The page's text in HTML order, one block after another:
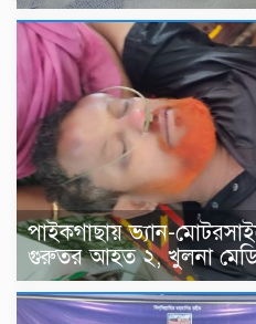
‎পাইকগাছায় ভ্যান-
গুরুতর আহত ২, খুলনা